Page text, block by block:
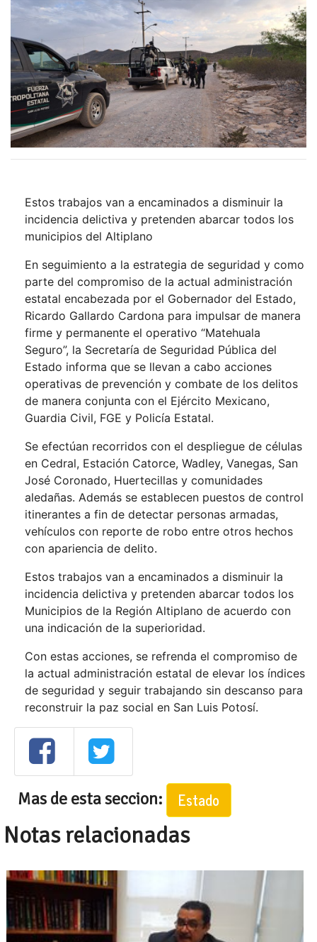
Estos trabajos van a encaminados a disminuir la
incidencia delictiva y pretenden abarcar todos los
municipios del Altiplano
En seguimiento a la estrategia de seguridad y como
parte del compromiso de la actual administración
estatal encabezada por el Gobernador del Estado,
Ricardo Gallardo Cardona para impulsar de manera
firme y permanente el operativo “Matehuala
Seguro”, la Secretaría de Seguridad Pública del
Estado informa que se llevan a cabo acciones
operativas de prevención y combate de los delitos
de manera conjunta con el Ejército Mexicano,
Guardia Civil, FGE y Policía Estatal.
Se efectúan recorridos con el despliegue de células
en Cedral, Estación Catorce, Wadley, Vanegas, San
José Coronado, Huertecillas y comunidades
aledañas. Además se establecen puestos de control
itinerantes a fin de detectar personas armadas,
vehículos con reporte de robo entre otros hechos
con apariencia de delito.
Estos trabajos van a encaminados a disminuir la
incidencia delictiva y pretenden abarcar todos los
Municipios de la Región Altiplano de acuerdo con
una indicación de la superioridad.
Con estas acciones, se refrenda el compromiso de
la actual administración estatal de elevar los índices
de seguridad y seguir trabajando sin descanso para
reconstruir la paz social en San Luis Potosí.
Mas de esta seccion: Estado
Notas relacionadas